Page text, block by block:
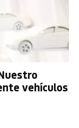
vehículos